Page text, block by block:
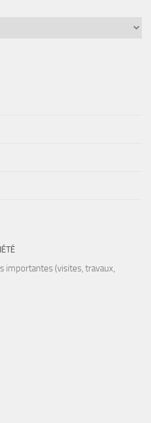
importantes (visites, travaux,